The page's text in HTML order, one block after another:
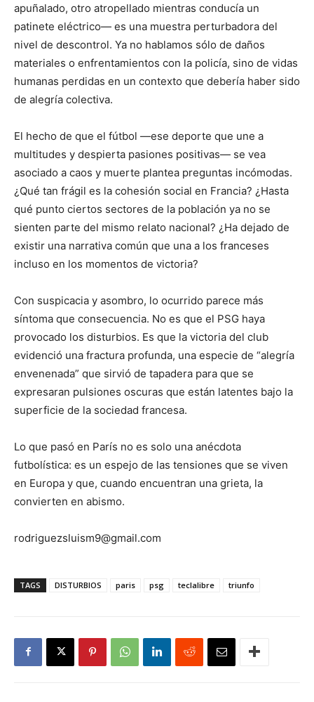
apuñalado, otro atropellado mientras conducía un
patinete eléctrico— es una muestra perturbadora del
nivel de descontrol. Ya no hablamos sólo de daños
materiales o enfrentamientos con la policía, sino de vidas
humanas perdidas en un contexto que debería haber sido
de alegría colectiva.
El hecho de que el fútbol —ese deporte que une a
multitudes y despierta pasiones positivas— se vea
asociado a caos y muerte plantea preguntas incómodas.
¿Qué tan frágil es la cohesión social en Francia? ¿Hasta
qué punto ciertos sectores de la población ya no se
sienten parte del mismo relato nacional? ¿Ha dejado de
existir una narrativa común que una a los franceses
incluso en los momentos de victoria?
Con suspicacia y asombro, lo ocurrido parece más
síntoma que consecuencia. No es que el PSG haya
provocado los disturbios. Es que la victoria del club
evidenció una fractura profunda, una especie de “alegría
envenenada” que sirvió de tapadera para que se
expresaran pulsiones oscuras que están latentes bajo la
superficie de la sociedad francesa.
Lo que pasó en París no es solo una anécdota
futbolística: es un espejo de las tensiones que se viven
en Europa y que, cuando encuentran una grieta, la
convierten en abismo.
rodriguezsluism9@gmail.com
TAGS DISTURBIOS paris psg teclalibre triunfo